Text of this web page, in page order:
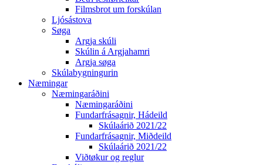
Filmsbrot um forskúlan
Ljósástova
Søga
Argja skúli
Skúlin á Argjahamri
Argja søga
Skúlabygningurin
Næmingar
Næmingaráðini
Næmingaráðini
Fundarfrásagnir, Hádeild
Skúlaárið 2021/22
Fundarfrásagnir, Miðdeild
Skúlaárið 2021/22
Viðtøkur og reglur